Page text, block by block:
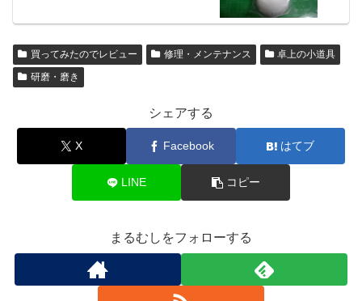
買ってみたのでレビュー 修理・メンテナンス
卓上の小道具
研磨・磨き
シェアする
X Facebook はてブ
LINE コピー
まるむしをフォローする